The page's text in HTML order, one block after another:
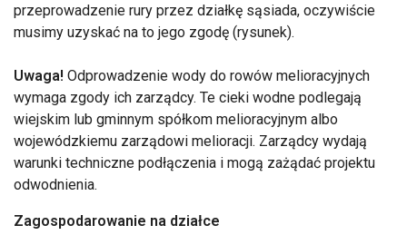
przeprowadzenie rury przez działkę sąsiada, oczywiście
musimy uzyskać na to jego zgodę (rysunek).
Uwaga! Odprowadzenie wody do rowów melioracyjnych
wymaga zgody ich zarządcy. Te cieki wodne podlegają
wiejskim lub gminnym spółkom melioracyjnym albo
wojewódzkiemu zarządowi melioracji. Zarządcy wydają
warunki techniczne podłączenia i mogą zażądać projektu
odwodnienia.
Zagospodarowanie na działce